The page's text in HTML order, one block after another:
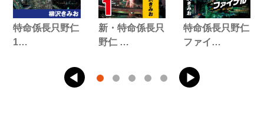
特命係長只野仁
1…
新・特命係長只
野仁 …
特命係長只野仁
ファイ…